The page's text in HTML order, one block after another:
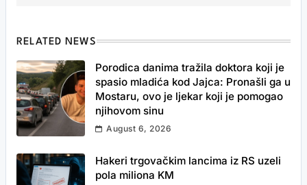
RELATED NEWS
Porodica danima tražila doktora koji je
spasio mladića kod Jajca: Pronašli ga u
Mostaru, ovo je ljekar koji je pomogao
njihovom sinu
August 6, 2026
Hakeri trgovačkim lancima iz RS uzeli
pola miliona KM